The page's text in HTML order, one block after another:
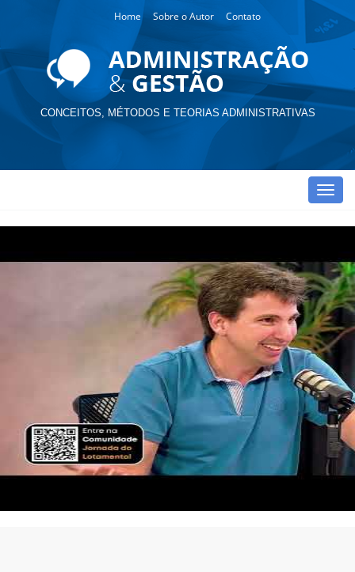
Home Sobre o Autor Contato
CONCEITOS, MÉTODOS E TEORIAS ADMINISTRATIVAS